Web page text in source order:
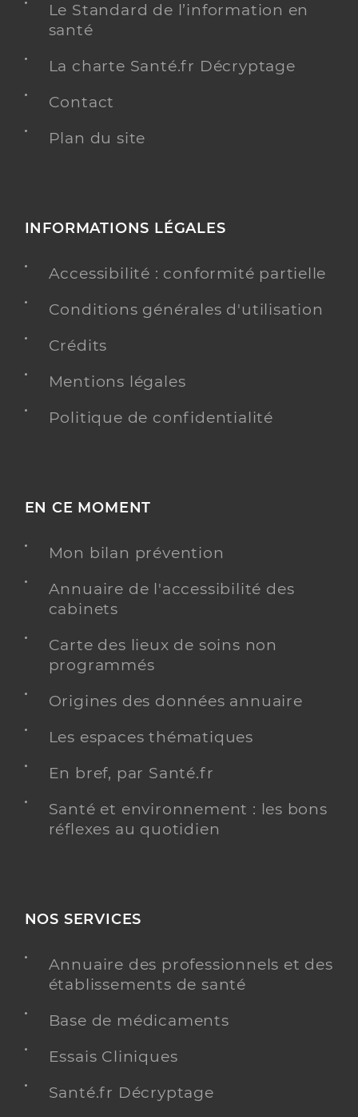
Le Standard de l’information en
santé
La charte Santé.fr Décryptage
Contact
Plan du site
INFORMATIONS LÉGALES
Accessibilité : conformité partielle
Conditions générales d'utilisation
Crédits
Mentions légales
Politique de confidentialité
EN CE MOMENT
Mon bilan prévention
Annuaire de l'accessibilité des
cabinets
Carte des lieux de soins non
programmés
Origines des données annuaire
Les espaces thématiques
En bref, par Santé.fr
Santé et environnement : les bons
réflexes au quotidien
NOS SERVICES
Annuaire des professionnels et des
établissements de santé
Base de médicaments
Essais Cliniques
Santé.fr Décryptage